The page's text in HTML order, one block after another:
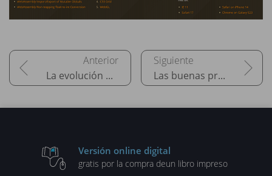
La evolución de las especificaciones Las buenas prácticas
Versión online digital
gratis por la compra deun libro impreso